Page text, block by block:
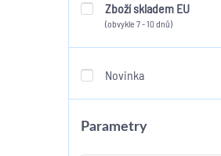
Zboží skladem EU
(obvykle 7 - 10 dnů)
Novinka
Parametry